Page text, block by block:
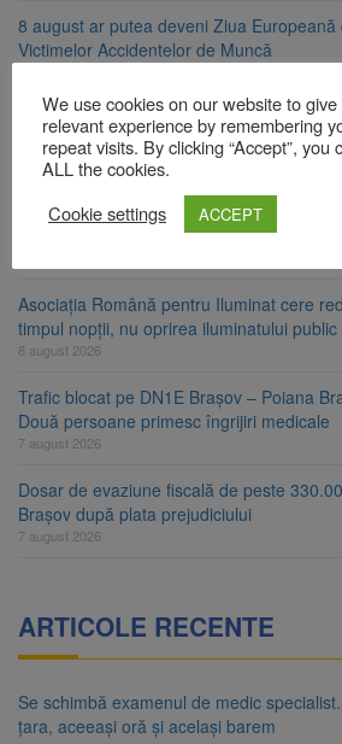
8 august ar putea deveni Ziua
Victimelor Accidentelor de Muncă
Am început demolarea fostului complex
Star
8 august 2026
Ungaria renunță la apelul pentru
energie. Nivelul Dunării a început să
Asociația Română pentru Iluminat cere
timpul nopții, nu oprirea iluminatului public
8 august 2026
Trafic blocat pe DN1E Brașov – Poiana
Două persoane primesc îngrijiri medicale
7 august 2026
Dosar de evaziune fiscală de peste
Brașov după plata prejudiciului
7 august 2026
ARTICOLE RECENTE
Se schimbă examenul de medic
țara, aceeași oră și același barem
We use cookies on our website to
relevant experience by remembering
repeat visits. By clicking “Accept”, you
ALL the cookies.
Cookie settings
ACCEPT